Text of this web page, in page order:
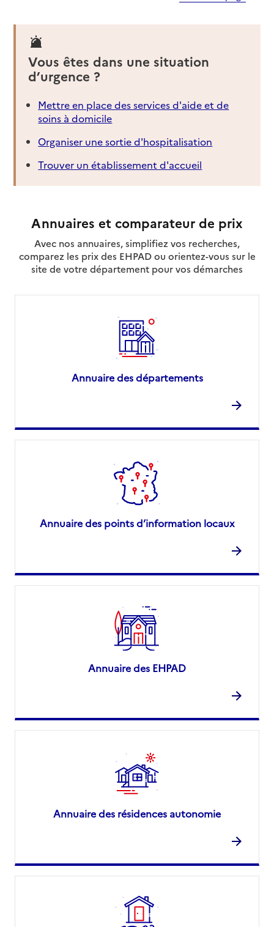
Vous êtes dans une situation
d’urgence ?
Mettre en place des services d'aide et de
soins à domicile
Organiser une sortie d'hospitalisation
Trouver un établissement d'accueil
Annuaires et comparateur de prix
Avec nos annuaires, simplifiez vos recherches,
comparez les prix des EHPAD ou orientez-vous sur le
site de votre département pour vos démarches
Annuaire des départements
Annuaire des points d’information locaux
Annuaire des EHPAD
Annuaire des résidences autonomie